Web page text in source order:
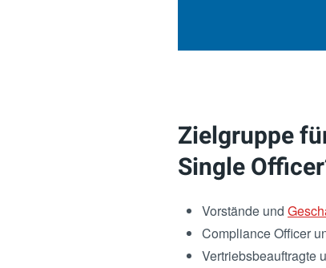
Zielgruppe
Single
Vorstände und
Compliance Officer
Vertriebsbeauftragte